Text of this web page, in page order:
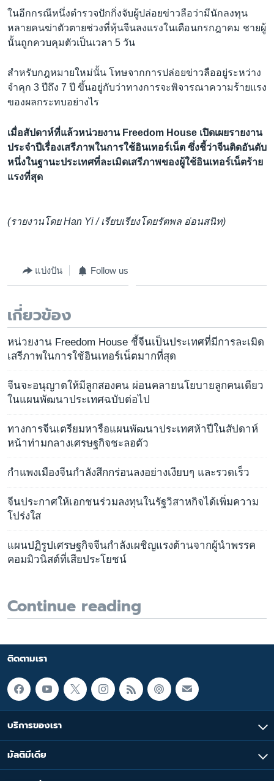
ในอีกกรณีหนึ่งตำรวจปักกิ่งจับผู้ปล่อยข่าวลือว่ามีนักลงทุน
หลายคนฆ่าตัวตายช่วงที่หุ้นจีนลงแรงในเดือนกรกฎาคม ชายผู้
นั้นถูกควบคุมตัวเป็นเวลา 5 วัน
สำหรับกฎหมายใหม่นั้น โทษจากการปล่อยข่าวลืออยู่ระหว่าง
จำคุก 3 ปีถึง 7 ปี ขึ้นอยู่กับว่าทางการจะพิจารณาความร้ายแรง
ของผลกระทบอย่างไร
เมื่อสัปดาห์ที่แล้วหน่วยงาน Freedom House เปิดเผยรายงาน
ประจำปีเรื่องเสรีภาพในการใช้อินเทอร์เน็ต ซึ่งชี้ว่าจีนติดอันดับ
หนึ่งในฐานะประเทศที่ละเมิดเสรีภาพของผู้ใช้อินเทอร์เน็ตร้าย
แรงที่สุด
(รายงานโดย Han Yi / เรียบเรียงโดยรัตพล อ่อนสนิท)
แบ่งปัน Follow us
เกี่ยวข้อง
หน่วยงาน Freedom House ชี้จีนเป็นประเทศที่มีการละเมิด
เสรีภาพในการใช้อินเทอร์เน็ตมากที่สุด
จีนจะอนุญาตให้มีลูกสองคน ผ่อนคลายนโยบายลูกคนเดียว
ในแผนพัฒนาประเทศฉบับต่อไป
ทางการจีนเตรียมหารือแผนพัฒนาประเทศห้าปีในสัปดาห์
หน้าท่ามกลางเศรษฐกิจชะลอตัว
กำแพงเมืองจีนกำลังสึกกร่อนลงอย่างเงียบๆ และรวดเร็ว
จีนประกาศให้เอกชนร่วมลงทุนในรัฐวิสาหกิจได้เพิ่มความ
โปร่งใส
แผนปฏิรูปเศรษฐกิจจีนกำลังเผชิญแรงต้านจากผู้นำพรรค
คอมมิวนิสต์ที่เสียประโยชน์
Continue reading
ติดตามเรา
บริการของเรา
มัลติมีเดีย